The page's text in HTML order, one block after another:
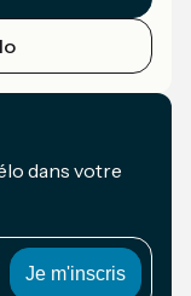
dans votre